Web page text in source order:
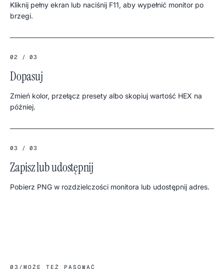
Kliknij pełny ekran lub naciśnij F11, aby wypełnić monitor po
brzegi.
02 / 03
Dopasuj
Zmień kolor, przełącz presety albo skopiuj wartość HEX na
później.
03 / 03
Zapisz lub udostępnij
Pobierz PNG w rozdzielczości monitora lub udostępnij adres.
03 / MOŻE TEŻ PASOWAĆ